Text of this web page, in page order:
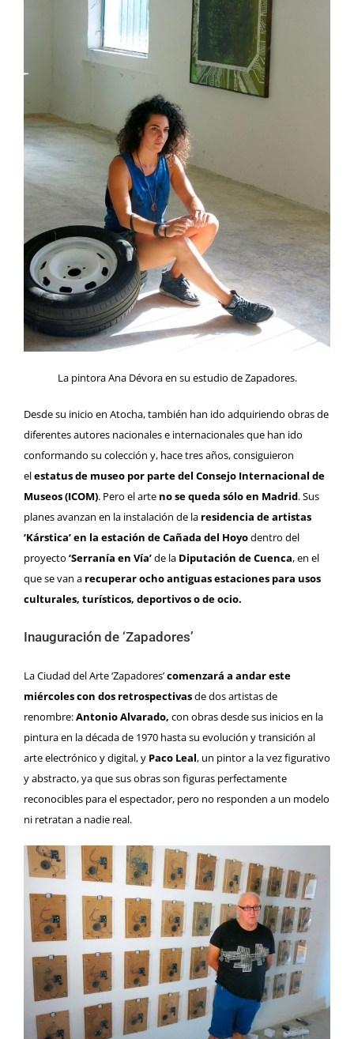
La pintora Ana Dévora en su estudio de Zapadores.
Desde su inicio en Atocha, también han ido adquiriendo obras de
diferentes autores nacionales e internacionales que han ido
conformando su colección y, hace tres años, consiguieron
elestatus de museo por parte del Consejo Internacional de
Museos (ICOM). Pero el arte no se queda sólo en Madrid. Sus
planes avanzan en la instalación de la residencia de artistas
‘Kárstica’ en la estación de Cañada del Hoyodentro del
proyecto ‘Serranía en Vía’de la Diputación de Cuenca, en el
que se van a recuperar ocho antiguas estaciones para usos
culturales, turísticos, deportivos o de ocio.
Inauguración de ‘Zapadores’
La Ciudad del Arte ‘Zapadores’comenzará a andareste
miércoles con dos retrospectivasde dos artistas de
renombre:Antonio Alvarado, con obras desde sus inicios en la
pintura en la década de 1970 hasta su evolución y transición al
arte electrónico y digital, y Paco Leal, un pintor a la vez figurativo
y abstracto, ya que sus obras son figuras perfectamente
reconocibles para el espectador, pero no responden a un modelo
ni retratan a nadie real.